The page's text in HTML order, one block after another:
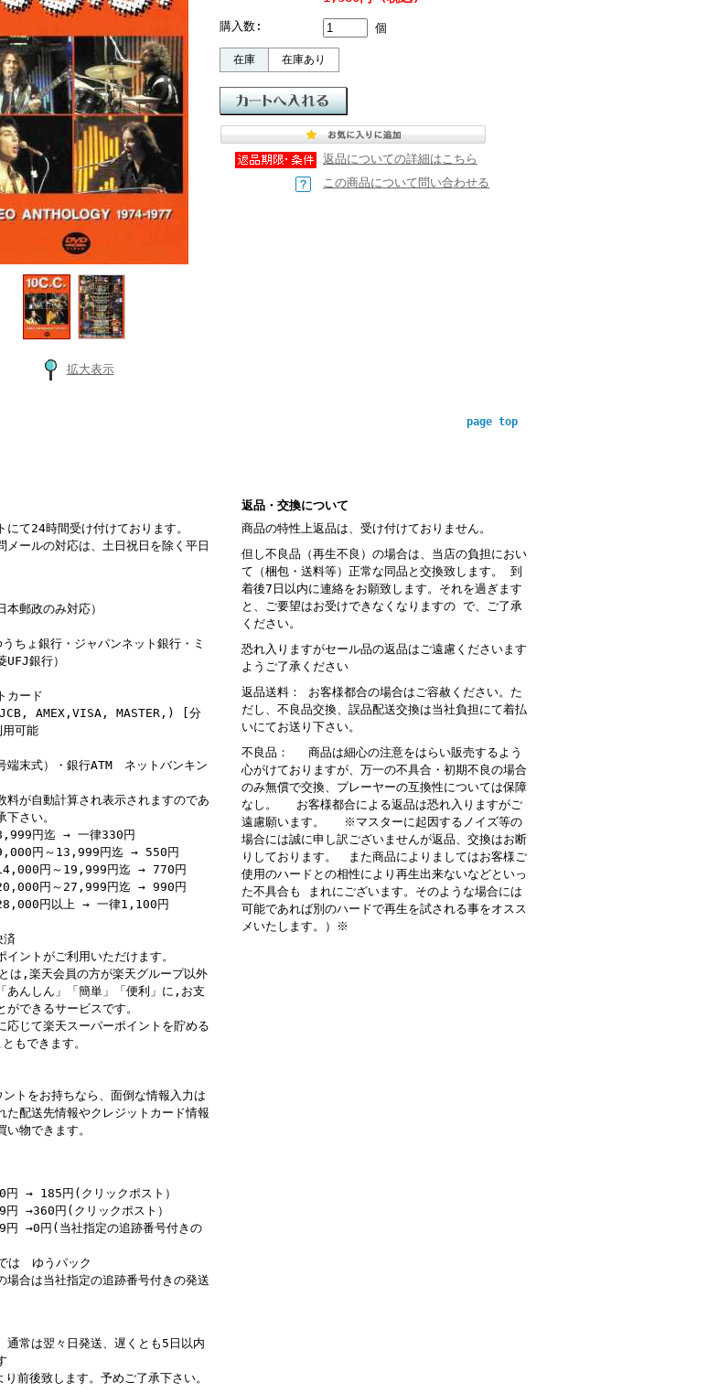
拡大表示
購入数: 個
在庫 在庫あり
返品についての詳細はこちら
この商品について問い合わせる
page top
にて24時間受け付けております。
メールの対応は、土日祝日を除く平日
本郵政のみ対応）
ちょ銀行・ジャパンネット銀行・ミ
UFJ銀行）
カード
AMEX,VISA, MASTER,) [分
可能
端末式）・銀行ATM ネットバンキン
料が自動計算され表示されますのであ
下さい。
円迄 → 一律330円
円～13,999円迄 → 550円
円～19,999円迄 → 770円
円～27,999円迄 → 990円
円以上 → 一律1,100円
イントがご利用いただけます。
は,楽天会員の方が楽天グループ以外
あんしん」「簡単」「便利」に,お支
ができるサービスです。
応じて楽天スーパーポイントを貯める
もできます。
トをお持ちなら、面倒な情報入力は
た配送先情報やクレジットカード情報
い物できます。
円 → 185円(クリックポスト）
→360円(クリックポスト）
円 →0円(当社指定の追跡番号付きの
は ゆうパック
場合は当社指定の追跡番号付きの発送
通常は翌々日発送、遅くとも5日以内
前後致します。予めご了承下さい。
返品・交換について
商品の特性上返品は、受け付けておりません。
但し不良品（再生不良）の場合は、当店の負担におい
て（梱包・送料等）正常な同品と交換致します。 到
着後7日以内に連絡をお願致します。それを過ぎます
と、ご要望はお受けできなくなりますの で、ご了承
ください。
恐れ入りますがセール品の返品はご遠慮くださいます
ようご了承ください
返品送料： お客様都合の場合はご容赦ください。た
だし、不良品交換、誤品配送交換は当社負担にて着払
いにてお送り下さい。
不良品： 商品は細心の注意をはらい販売するよう
心がけておりますが、万一の不具合・初期不良の場合
のみ無償で交換、プレーヤーの互換性については保障
なし。 お客様都合による返品は恐れ入りますがご
遠慮願います。 ※マスターに起因するノイズ等の
場合には誠に申し訳ございませんが返品、交換はお断
りしております。 また商品によりましてはお客様ご
使用のハードとの相性により再生出来ないなどといっ
た不具合も まれにございます。そのような場合には
可能であれば別のハードで再生を試される事をオスス
メいたします。）※